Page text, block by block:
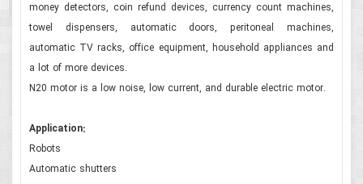
money detectors, coin refund devices, currency count machines,
towel dispensers, automatic doors, peritoneal machines,
automatic TV racks, office equipment, household appliances and
a lot of more devices.
N20 motor is a low noise, low current, and durable electric motor.
Application:
Robots
Automatic shutters